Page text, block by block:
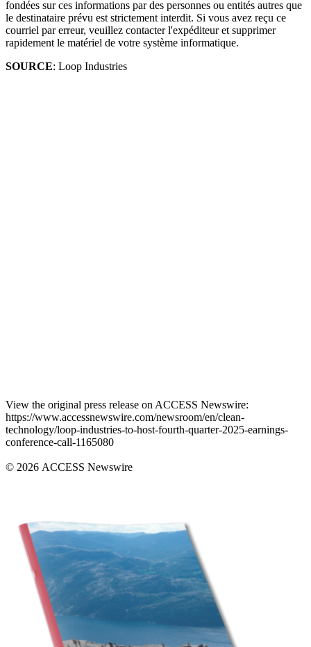
fondées sur ces informations par des personnes ou entités autres que
le destinataire prévu est strictement interdit. Si vous avez reçu ce
courriel par erreur, veuillez contacter l'expéditeur et supprimer
rapidement le matériel de votre système informatique.
SOURCE: Loop Industries
View the original press release on ACCESS Newswire:
https://www.accessnewswire.com/newsroom/en/clean-
technology/loop-industries-to-host-fourth-quarter-2025-earnings-
conference-call-1165080
© 2026 ACCESS Newswire